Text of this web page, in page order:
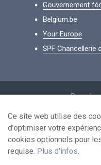
Gouvernement
Belgium.be
Your Europe
SPF Chancellerie
Ce site web utilise des
d'optimiser votre
cookies optionnels pour
requise. Plus d'infos.